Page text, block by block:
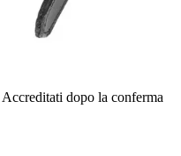
Accreditati dopo la conferma